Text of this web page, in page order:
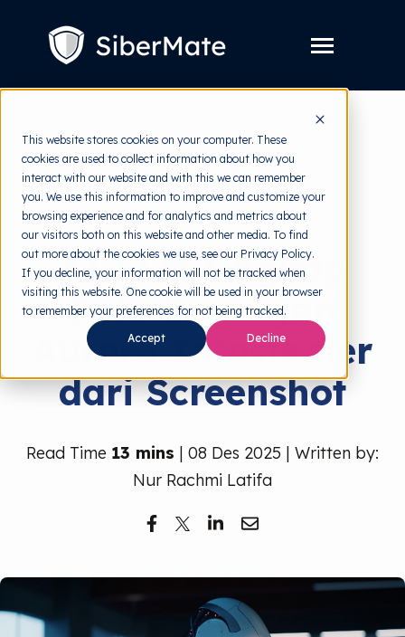
This website stores cookies on your computer. These
cookies are used to collect information about how you
interact with our website and with this we can remember
you. We use this information to improve and customize your
browsing experience and for analytics and metrics about
our visitors both on this website and other media. To find
out more about the cookies we use, see our Privacy Policy.
If you decline, your information will not be tracked when
visiting this website. One cookie will be used in your browser
to remember your preferences for not being tracked.
Accept Decline
Toggle
Layanan
children
for
Layanan
Harga
Resources
children
for
Resources
Tools Gratis
children
for
Tools
Gratis
Tentang
Coba Gratis
back to HRMI
Cybersecurity
AI LLM Ungkap
Pola Serangan
Aurora Infostealer
dari Screenshot
Read Time 13 mins | 08 Des 2025 | Written by:
Nur Rachmi Latifa